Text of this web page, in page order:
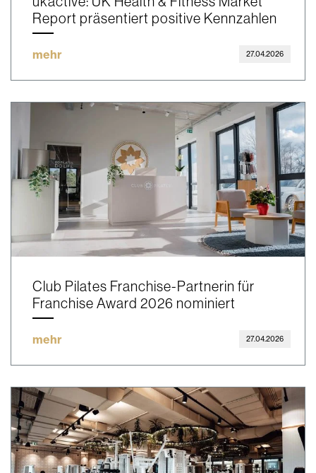
Report präsentiert positive Kennzahlen
mehr 27.04.2026
Club Pilates Franchise-Partnerin für
Franchise Award 2026 nominiert
mehr 27.04.2026